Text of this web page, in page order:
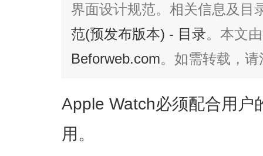
界面设计规范。相关信息及目
范(预发布版本) - 目录。本文由
Beforweb.com。如需转载，
Apple Watch必须配合用户
用。